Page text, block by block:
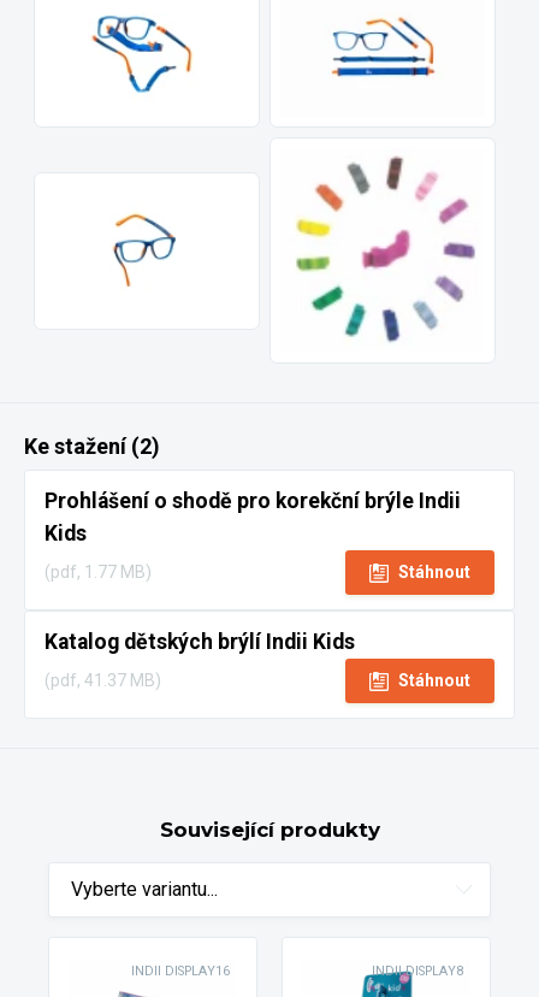
Ke stažení (2)
Prohlášení o shodě pro korekční brýle Indii
Kids
(pdf, 1.77 MB) Stáhnout
Katalog dětských brýlí Indii Kids
(pdf, 41.37 MB) Stáhnout
Související produkty
Vyberte variantu...
INDII DISPLAY16 INDII DISPLAY8